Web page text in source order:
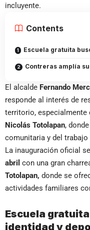
incluyente.
Contents
Escuela gratuita
Contreras amplía
El alcalde Fernando
responde al interés de
territorio,
Nicolás Totolapan,
comunitaria y del trabajo
La inauguración oficial
abril con una gran
Totolapan, donde se
actividades familiares
Escuela
identidad y